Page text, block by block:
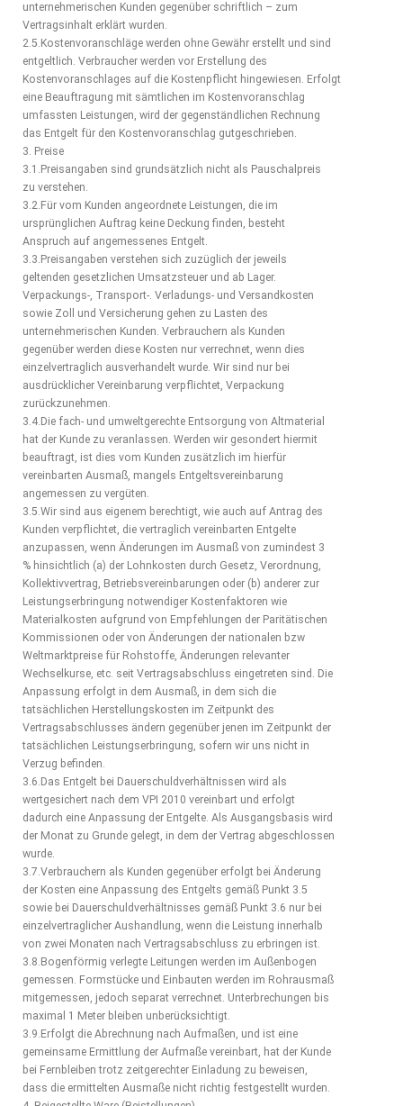
unternehmerischen Kunden gegenüber schriftlich – zum
Vertragsinhalt erklärt wurden.
2.5.Kostenvoranschläge werden ohne Gewähr erstellt und sind
entgeltlich. Verbraucher werden vor Erstellung des
Kostenvoranschlages auf die Kostenpflicht hingewiesen. Erfolgt
eine Beauftragung mit sämtlichen im Kostenvoranschlag
umfassten Leistungen, wird der gegenständlichen Rechnung
das Entgelt für den Kostenvoranschlag gutgeschrieben.
3. Preise
3.1.Preisangaben sind grundsätzlich nicht als Pauschalpreis
zu verstehen.
3.2.Für vom Kunden angeordnete Leistungen, die im
ursprünglichen Auftrag keine Deckung finden, besteht
Anspruch auf angemessenes Entgelt.
3.3.Preisangaben verstehen sich zuzüglich der jeweils
geltenden gesetzlichen Umsatzsteuer und ab Lager.
Verpackungs-, Transport-. Verladungs- und Versandkosten
sowie Zoll und Versicherung gehen zu Lasten des
unternehmerischen Kunden. Verbrauchern als Kunden
gegenüber werden diese Kosten nur verrechnet, wenn dies
einzelvertraglich ausverhandelt wurde. Wir sind nur bei
ausdrücklicher Vereinbarung verpflichtet, Verpackung
zurückzunehmen.
3.4.Die fach- und umweltgerechte Entsorgung von Altmaterial
hat der Kunde zu veranlassen. Werden wir gesondert hiermit
beauftragt, ist dies vom Kunden zusätzlich im hierfür
vereinbarten Ausmaß, mangels Entgeltsvereinbarung
angemessen zu vergüten.
3.5.Wir sind aus eigenem berechtigt, wie auch auf Antrag des
Kunden verpflichtet, die vertraglich vereinbarten Entgelte
anzupassen, wenn Änderungen im Ausmaß von zumindest 3
% hinsichtlich (a) der Lohnkosten durch Gesetz, Verordnung,
Kollektivvertrag, Betriebsvereinbarungen oder (b) anderer zur
Leistungserbringung notwendiger Kostenfaktoren wie
Materialkosten aufgrund von Empfehlungen der Paritätischen
Kommissionen oder von Änderungen der nationalen bzw
Weltmarktpreise für Rohstoffe, Änderungen relevanter
Wechselkurse, etc. seit Vertragsabschluss eingetreten sind. Die
Anpassung erfolgt in dem Ausmaß, in dem sich die
tatsächlichen Herstellungskosten im Zeitpunkt des
Vertragsabschlusses ändern gegenüber jenen im Zeitpunkt der
tatsächlichen Leistungserbringung, sofern wir uns nicht in
Verzug befinden.
3.6.Das Entgelt bei Dauerschuldverhältnissen wird als
wertgesichert nach dem VPI 2010 vereinbart und erfolgt
dadurch eine Anpassung der Entgelte. Als Ausgangsbasis wird
der Monat zu Grunde gelegt, in dem der Vertrag abgeschlossen
wurde.
3.7.Verbrauchern als Kunden gegenüber erfolgt bei Änderung
der Kosten eine Anpassung des Entgelts gemäß Punkt 3.5
sowie bei Dauerschuldverhältnisses gemäß Punkt 3.6 nur bei
einzelvertraglicher Aushandlung, wenn die Leistung innerhalb
von zwei Monaten nach Vertragsabschluss zu erbringen ist.
3.8.Bogenförmig verlegte Leitungen werden im Außenbogen
gemessen. Formstücke und Einbauten werden im Rohrausmaß
mitgemessen, jedoch separat verrechnet. Unterbrechungen bis
maximal 1 Meter bleiben unberücksichtigt.
3.9.Erfolgt die Abrechnung nach Aufmaßen, und ist eine
gemeinsame Ermittlung der Aufmaße vereinbart, hat der Kunde
bei Fernbleiben trotz zeitgerechter Einladung zu beweisen,
dass die ermittelten Ausmaße nicht richtig festgestellt wurden.